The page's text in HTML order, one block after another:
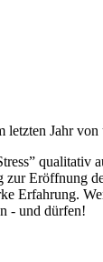
Jahr
qualitativ
Eröffnung
Erfahrung.
- und dürfen!